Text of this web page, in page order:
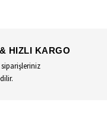
HIZLI KARGO
siparişleriniz